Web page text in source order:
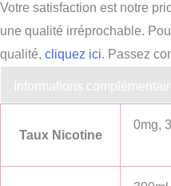
Votre satisfaction est notre
une qualité irréprochable.
qualité, cliquez ici. Passez
Informations
Taux Nicotine
0mg,